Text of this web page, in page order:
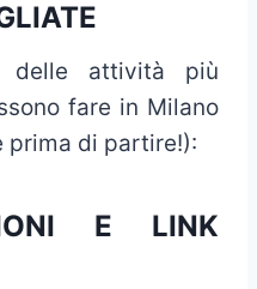
delle attività più
fare in Milano
prima di partire!):
E LINK